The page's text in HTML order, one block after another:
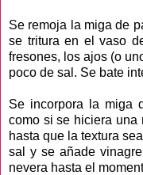
Se remoja la miga de
se tritura en el vaso
fresones, los ajos (o
poco de sal. Se bate
Se incorpora la miga
como si se hiciera una
hasta que la textura
sal y se añade
nevera hasta el